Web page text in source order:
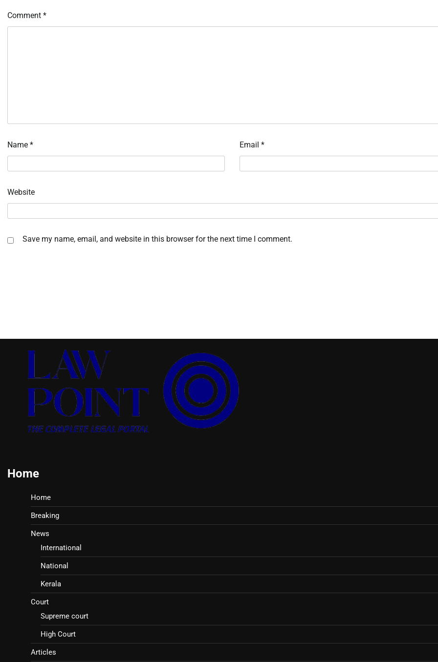
Comment *
Name * Email *
Website
Save my name, email, and website in this browser for the next time I comment.
Home
Home
Breaking
News
International
National
Kerala
Court
Supreme court
High Court
Articles